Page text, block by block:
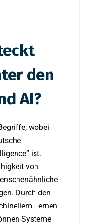
den
AI?
wobei
ist.
von
Durch den
Lernen
Systeme